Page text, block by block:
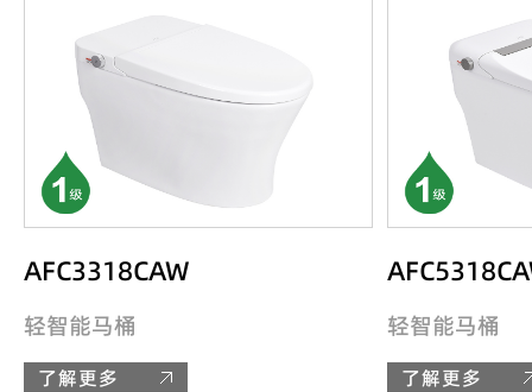
AFC3318CAW
轻智能马桶
了解更多
轻智能马桶
了解更多